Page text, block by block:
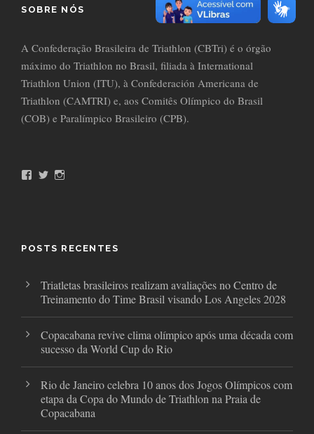
SOBRE NÓS
A Confederação Brasileira de Triathlon (CBTri) é o órgão
máximo do Triathlon no Brasil, filiada à International
Triathlon Union (ITU), à Confederación Americana de
Triathlon (CAMTRI) e, aos Comitês Olímpico do Brasil
(COB) e Paralímpico Brasileiro (CPB).
k
T
a
POSTS RECENTES
Triatletas brasileiros realizam avaliações no Centro de
Treinamento do Time Brasil visando Los Angeles 2028
Copacabana revive clima olímpico após uma década com
sucesso da World Cup do Rio
Rio de Janeiro celebra 10 anos dos Jogos Olímpicos com
etapa da Copa do Mundo de Triathlon na Praia de
Copacabana